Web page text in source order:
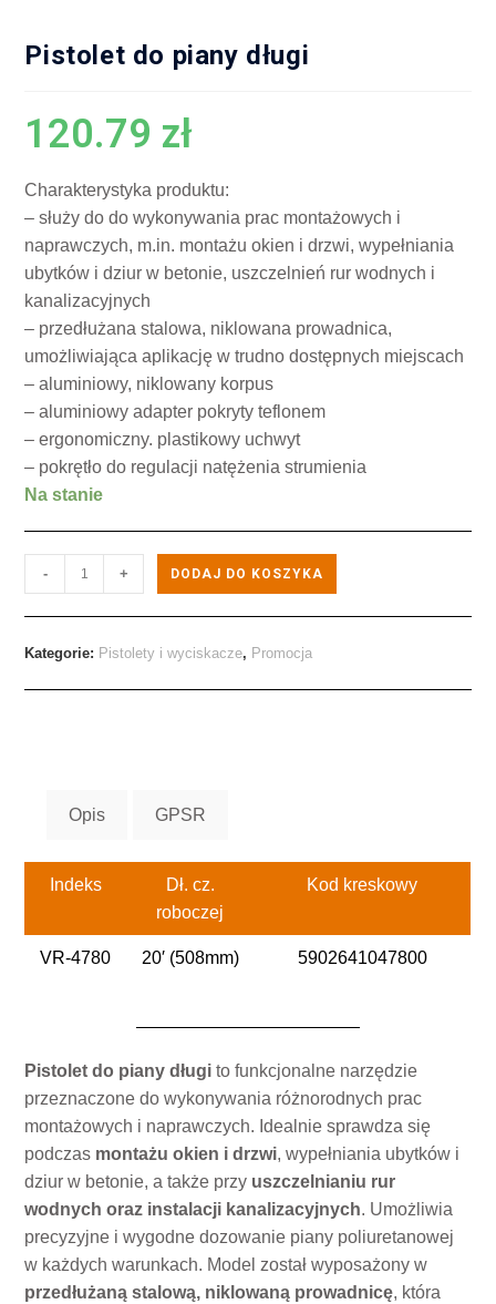
Pistolet do piany długi
120.79 zł
Charakterystyka produktu:
– służy do do wykonywania prac montażowych i
naprawczych, m.in. montażu okien i drzwi, wypełniania
ubytków i dziur w betonie, uszczelnień rur wodnych i
kanalizacyjnych
– przedłużana stalowa, niklowana prowadnica,
umożliwiająca aplikację w trudno dostępnych miejscach
– aluminiowy, niklowany korpus
– aluminiowy adapter pokryty teflonem
– ergonomiczny. plastikowy uchwyt
– pokrętło do regulacji natężenia strumienia
Na stanie
- + DODAJ DO KOSZYKA
Kategorie: Pistolety i wyciskacze, Promocja
Opis GPSR
Indeks
Dł. cz.
roboczej
Kod kreskowy
VR-4780 20′ (508mm) 5902641047800
Pistolet do piany długi to funkcjonalne narzędzie
przeznaczone do wykonywania różnorodnych prac
montażowych i naprawczych. Idealnie sprawdza się
podczas montażu okien i drzwi, wypełniania ubytków i
dziur w betonie, a także przy uszczelnianiu rur
wodnych oraz instalacji kanalizacyjnych. Umożliwia
precyzyjne i wygodne dozowanie piany poliuretanowej
w każdych warunkach. Model został wyposażony w
przedłużaną stalową, niklowaną prowadnicę, która